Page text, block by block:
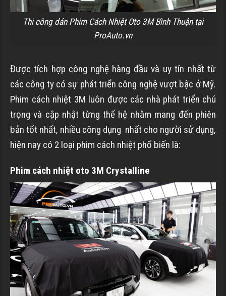
Thi công dán Phim Cách Nhiệt Oto 3M Bình Thuận tại
ProAuto.vn
Được tích hợp công nghệ hàng đầu và uy tín nhất từ
các công ty có sự phát triển công nghệ vượt bậc ở Mỹ.
Phim cách nhiệt 3M luôn được các nhà phát triển chú
trọng và cập nhật từng thế hệ nhằm mang đến phiên
bản tốt nhất, nhiều công dụng nhất cho người sử dụng,
hiện nay có 2 loại phim cách nhiệt phổ biến là:
Phim cách nhiệt oto 3M Crystalline